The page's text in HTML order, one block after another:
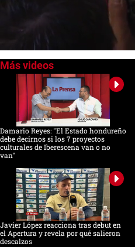
seconds
seconds
Damario Reyes: "El Estado hondureño
debe decirnos si los 7 proyectos
culturales de Iberescena van o no
van"
Javier López reacciona tras debut en
el Apertura y revela por qué salieron
descalzos